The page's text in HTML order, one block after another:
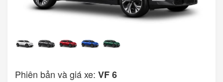
Phiên bản và giá xe: VF 6